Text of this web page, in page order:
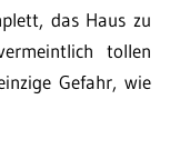
das Haus zu
tollen
Gefahr, wie